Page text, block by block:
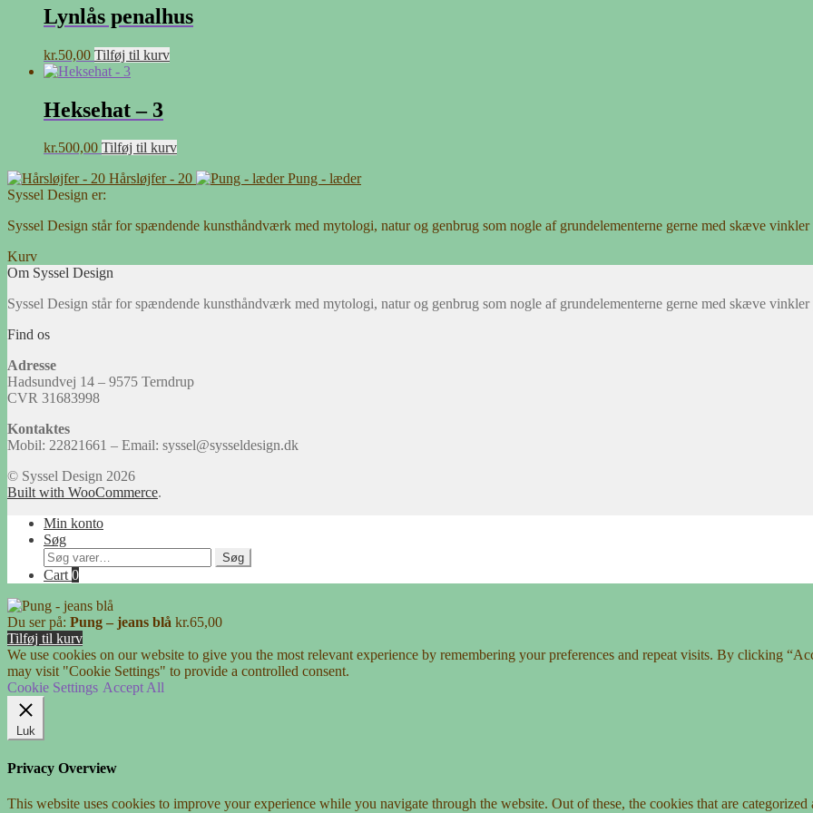
Lynlås penalhus
kr.50,00 Tilføj til kurv
Heksehat – 3
kr.500,00 Tilføj til kurv
Hårsløjfer - 20
Pung - læder
Syssel Design er:
Syssel Design står for spændende kunsthåndværk med mytologi, natur og genbrug som nogle af grundelementerne gerne med skæve vinkler
Kurv
Om Syssel Design
Syssel Design står for spændende kunsthåndværk med mytologi, natur og genbrug som nogle af grundelementerne gerne med skæve vinkler
Find os
Adresse
Hadsundvej 14 – 9575 Terndrup
CVR 31683998
Kontaktes
Mobil: 22821661 – Email: syssel@sysseldesign.dk
© Syssel Design 2026
Built with WooCommerce.
Min konto
Søg
Søg
efter:
Søg
Cart0
Du ser på: Pung – jeans blå kr.65,00
Tilføj til kurv
We use cookies on our website to give you the most relevant experience by remembering your preferences and repeat visits. By clicking
may visit "Cookie Settings" to provide a controlled consent.
Cookie Settings Accept All
Luk
Privacy Overview
This website uses cookies to improve your experience while you navigate through the website. Out of these, the cookies that are categorized